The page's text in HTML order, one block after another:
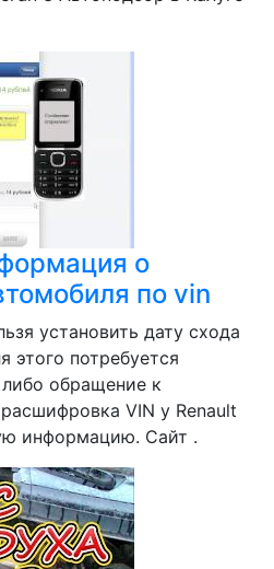
о
по vin
установить дату схода
этого потребуется
обращение к
VIN у Renault
информацию. Сайт .